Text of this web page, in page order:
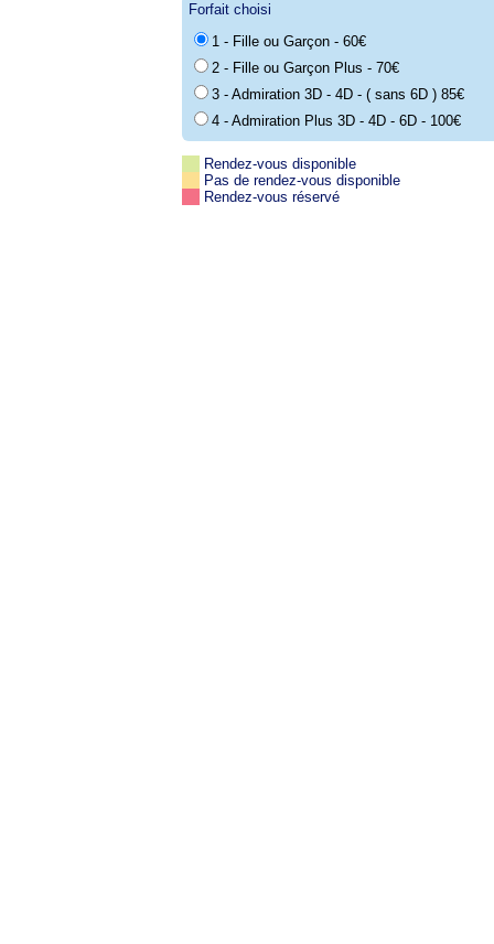
Forfait choisi
1 - Fille ou Garçon - 60€
2 - Fille ou Garçon Plus - 70€
3 - Admiration 3D - 4D - ( sans 6D ) 85€
4 - Admiration Plus 3D - 4D - 6D - 100€
Rendez-vous disponible
Pas de rendez-vous disponible
Rendez-vous réservé